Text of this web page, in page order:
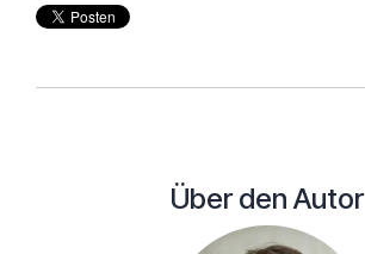
Über den Autor